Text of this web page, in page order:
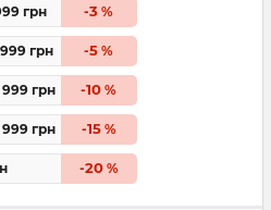
грн -3 %
грн -5 %
грн -10 %
грн -15%
-20%